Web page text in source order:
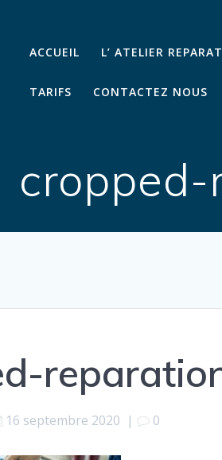
ACCUEIL L’ ATELIER
TARIFS CONTACTEZ NOUS
16 septembre 2020 | 0